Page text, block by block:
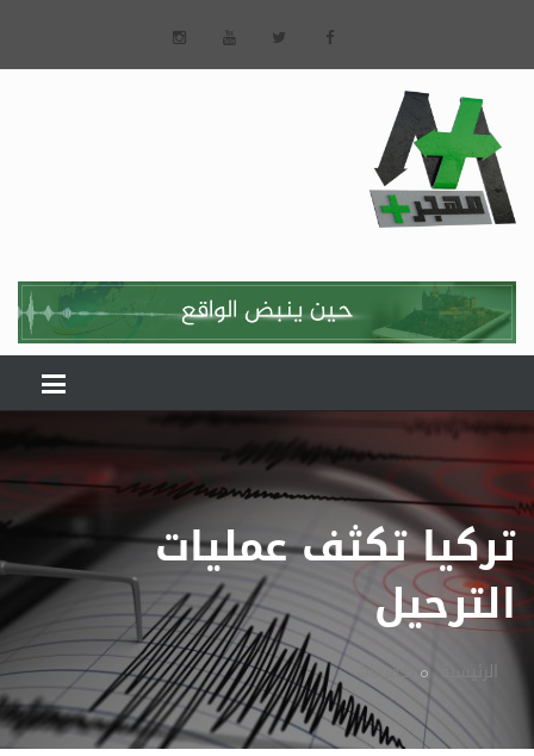
تركيا تكثف عمليات
الترحيل
الرئيسية تحقيقات